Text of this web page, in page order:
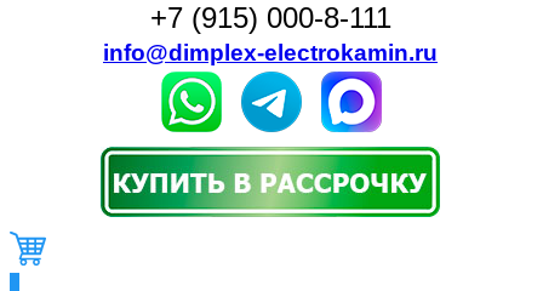
+7 (915) 000-8-111
info@dimplex-electrokamin.ru